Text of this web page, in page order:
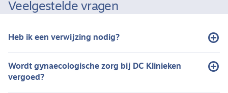
Veelgestelde vragen
Heb ik een verwijzing nodig?
Wordt gynaecologische zorg bij DC Klinieken
vergoed?